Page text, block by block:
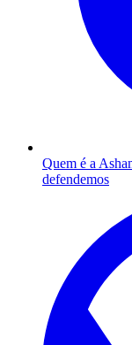
Quem é a
defendemos